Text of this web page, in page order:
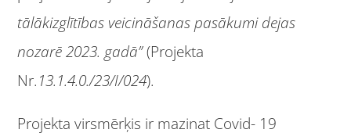
tālākizglītības veicināšanas pasākumi dejas
nozarē 2023. gadā”(Projekta
Nr.13.1.4.0./23/I/024).
Projekta virsmērķis ir mazinat Covid- 19